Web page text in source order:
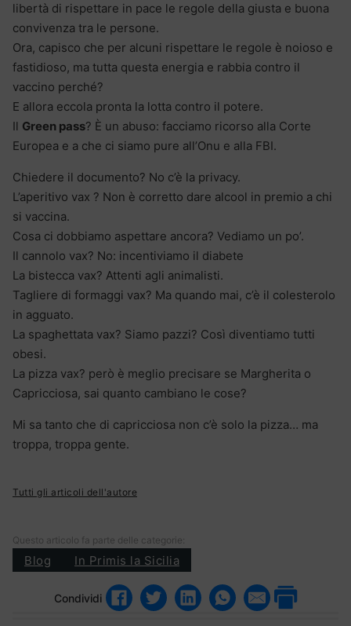
libertà di rispettare in pace le regole della giusta e buona
convivenza tra le persone.
Ora, capisco che per alcuni rispettare le regole è noioso e
fastidioso, ma tutta questa energia e rabbia contro il
vaccino perché?
E allora eccola pronta la lotta contro il potere.
Il Green pass? È un abuso: facciamo ricorso alla Corte
Europea e a che ci siamo pure all’Onu e alla FBI.
Chiedere il documento? No c’è la privacy.
L’aperitivo vax ? Non è corretto dare alcool in premio a chi
si vaccina.
Cosa ci dobbiamo aspettare ancora? Vediamo un po’.
Il cannolo vax? No: incentiviamo il diabete
La bistecca vax? Attenti agli animalisti.
Tagliere di formaggi vax? Ma quando mai, c’è il colesterolo
in agguato.
La spaghettata vax? Siamo pazzi? Così diventiamo tutti
obesi.
La pizza vax? però è meglio precisare se Margherita o
Capricciosa, sai quanto cambiano le cose?
Mi sa tanto che di capricciosa non c’è solo la pizza… ma
troppa, troppa gente.
Tutti gli articoli dell'autore
Questo articolo fa parte delle categorie:
Blog In Primis la Sicilia
Condividi